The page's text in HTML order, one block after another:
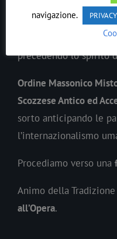
Lavoro
precedendo lo spirito
Ordine Massonico
Scozzese Antico ed
sorto anticipando le
l’internazionalismo
Procediamo verso una
Animo della
all’Opera.
navigazione.